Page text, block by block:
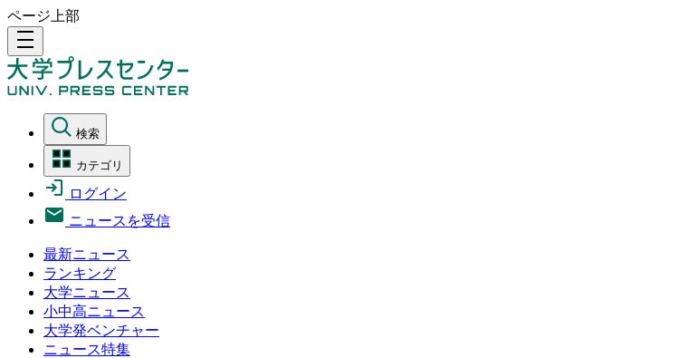
ページ上部
density_medium
検索
カテゴリ
ログイン
ニュースを受信
最新ニュース
ランキング
大学ニュース
小中高ニュース
大学発ベンチャー
ニュース特集